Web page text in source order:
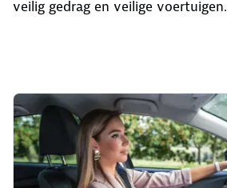
veilig gedrag en veilige voertuigen.